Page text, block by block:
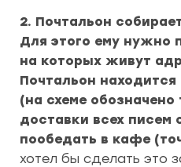
2. Почтальон
Для этого ему нужно
на которых живут
Почтальон
(на схеме обозначено
доставки всех писем
пообедать в кафе
хотел бы сделать это